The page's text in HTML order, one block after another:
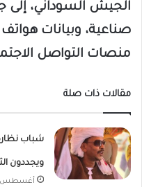
الجيش السوداني، إلى
صناعية، وبيانات
منصات التواصل
مقالات ذات صلة
شباب
ويجددون
أغسطس 5, 2026